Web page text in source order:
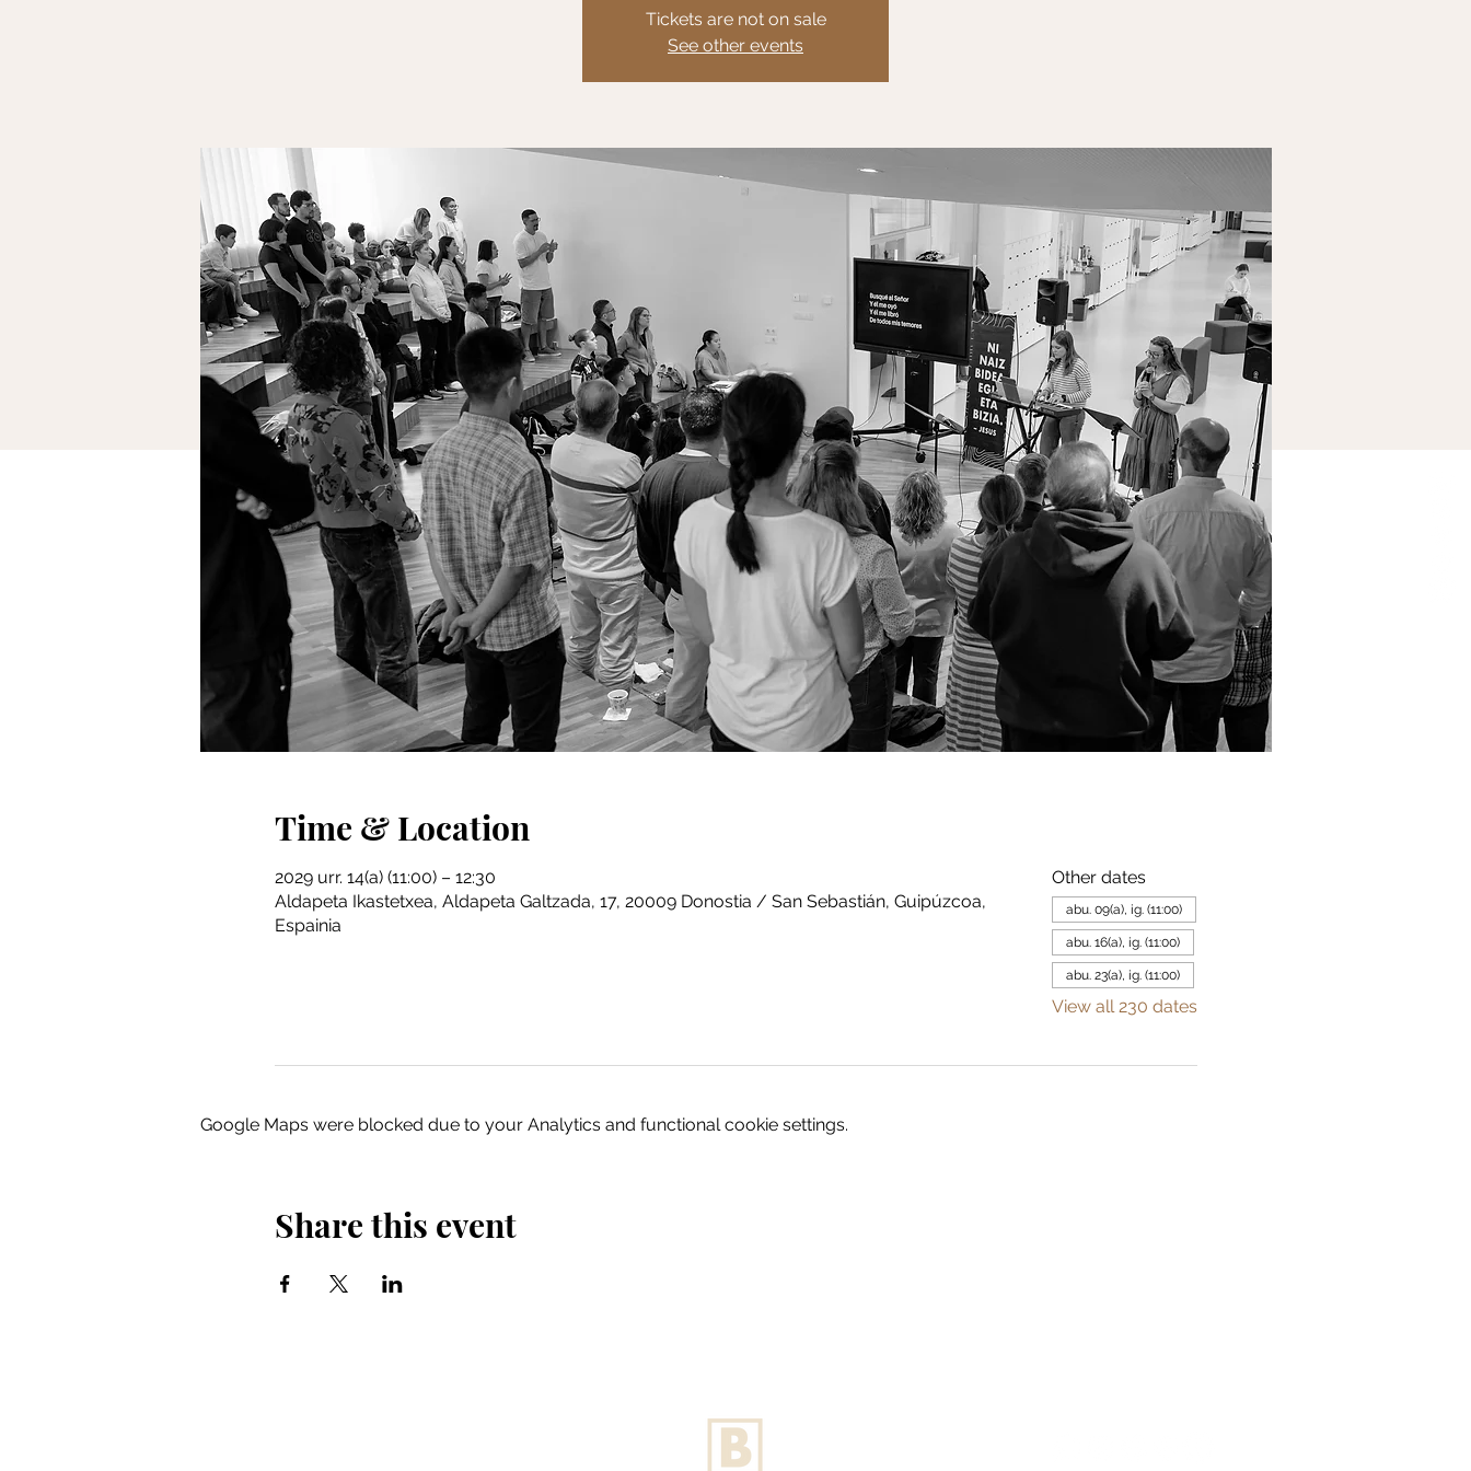
Tickets are not on sale
See other events
Time & Location
2029 urr. 14(a) (11:00) – 12:30
Aldapeta Ikastetxea, Aldapeta Galtzada, 17, 20009 Donostia / San Sebastián, Guipúzcoa,
Espainia
Other dates
abu. 09(a), ig. (11:00)
abu. 16(a), ig. (11:00)
abu. 23(a), ig. (11:00)
View all 230 dates
Google Maps were blocked due to your Analytics and functional cookie settings.
Share this event